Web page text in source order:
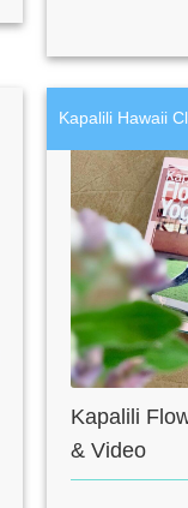
Kapalili Hawaii
Kapalili
& Video